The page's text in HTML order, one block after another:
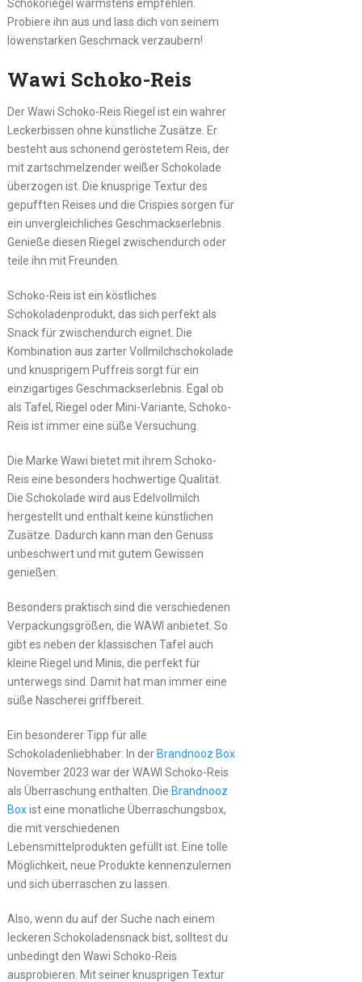
Schokoriegel wärmstens empfehlen.
Probiere ihn aus und lass dich von seinem
löwenstarken Geschmack verzaubern!
Wawi Schoko-Reis
Der Wawi Schoko-Reis Riegel ist ein wahrer
Leckerbissen ohne künstliche Zusätze. Er
besteht aus schonend geröstetem Reis, der
mit zartschmelzender weißer Schokolade
überzogen ist. Die knusprige Textur des
gepufften Reises und die Crispies sorgen für
ein unvergleichliches Geschmackserlebnis.
Genieße diesen Riegel zwischendurch oder
teile ihn mit Freunden.
Schoko-Reis ist ein köstliches
Schokoladenprodukt, das sich perfekt als
Snack für zwischendurch eignet. Die
Kombination aus zarter Vollmilchschokolade
und knusprigem Puffreis sorgt für ein
einzigartiges Geschmackserlebnis. Egal ob
als Tafel, Riegel oder Mini-Variante, Schoko-
Reis ist immer eine süße Versuchung.
Die Marke Wawi bietet mit ihrem Schoko-
Reis eine besonders hochwertige Qualität.
Die Schokolade wird aus Edelvollmilch
hergestellt und enthält keine künstlichen
Zusätze. Dadurch kann man den Genuss
unbeschwert und mit gutem Gewissen
genießen.
Besonders praktisch sind die verschiedenen
Verpackungsgrößen, die WAWI anbietet. So
gibt es neben der klassischen Tafel auch
kleine Riegel und Minis, die perfekt für
unterwegs sind. Damit hat man immer eine
süße Nascherei griffbereit.
Ein besonderer Tipp für alle
Schokoladenliebhaber: In derBrandnooz Box
November 2023 war der WAWI Schoko-Reis
als Überraschung enthalten. Die Brandnooz
Boxist eine monatliche Überraschungsbox,
die mit verschiedenen
Lebensmittelprodukten gefüllt ist. Eine tolle
Möglichkeit, neue Produkte kennenzulernen
und sich überraschen zu lassen.
Also, wenn du auf der Suche nach einem
leckeren Schokoladensnack bist, solltest du
unbedingt den Wawi Schoko-Reis
ausprobieren. Mit seiner knusprigen Textur